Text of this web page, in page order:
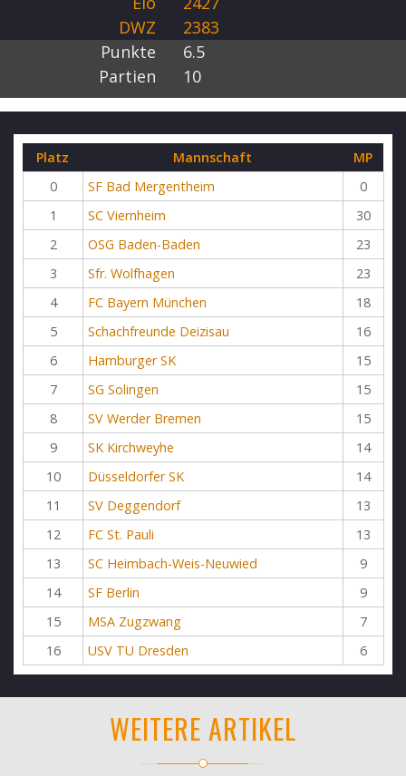
DWZ
2383
Punkte
6.5
Partien
10
Platz Mannschaft
MP
0
SF Bad Mergentheim
0
1
SC Viernheim
30
2
OSG Baden-Baden
23
3
Sfr. Wolfhagen
23
4
FC Bayern München
18
5
Schachfreunde Deizisau
16
6
Hamburger SK
15
7
SG Solingen
15
8
SV Werder Bremen
15
9
SK Kirchweyhe
14
10
Düsseldorfer SK
14
11
SV Deggendorf
13
12
FC St. Pauli
13
13
SC Heimbach-Weis-Neuwied
9
14
SF Berlin
9
15
MSA Zugzwang
7
16
USV TU Dresden 6
WEITERE ARTIKEL